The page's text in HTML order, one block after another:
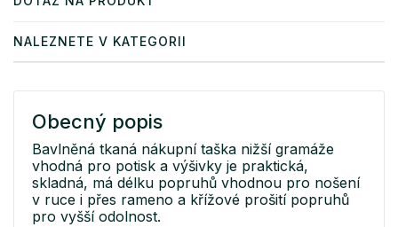
NALEZNETE V KATEGORII
Obecný popis
Bavlněná tkaná nákupní taška nižší gramáže
vhodná pro potisk a výšivky je praktická,
skladná, má délku popruhů vhodnou pro nošení
v ruce i přes rameno a křížové prošití popruhů
pro vyšší odolnost.